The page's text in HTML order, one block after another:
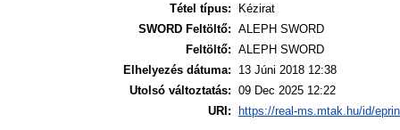
Tétel típus:
Kézirat
SWORD Feltöltő: ALEPH SWORD
Feltöltő: ALEPH SWORD
Elhelyezés dátuma:
13 Júni 2018 12:38
Utolsó változtatás: 09 Dec 2025 12:22
URI:
https://real-ms.mtak.hu/id/